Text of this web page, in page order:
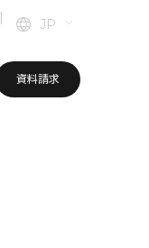
| JP
資料請求